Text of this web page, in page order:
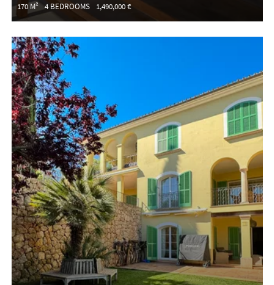
170 M² 4 BEDROOMS 1,490,000 €